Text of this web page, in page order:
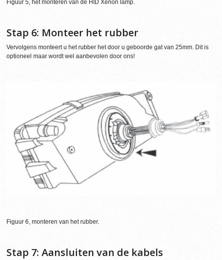
Figuur 5, het monteren van de HID Xenon lamp.
Stap 6: Monteer het rubber
Vervolgens monteert u het rubber het door u geboorde gat van 25mm. Dit is
optioneel maar wordt wel aanbevolen door ons!
Figuur 6, monteren van het rubber.
Stap 7: Aansluiten van de kabels